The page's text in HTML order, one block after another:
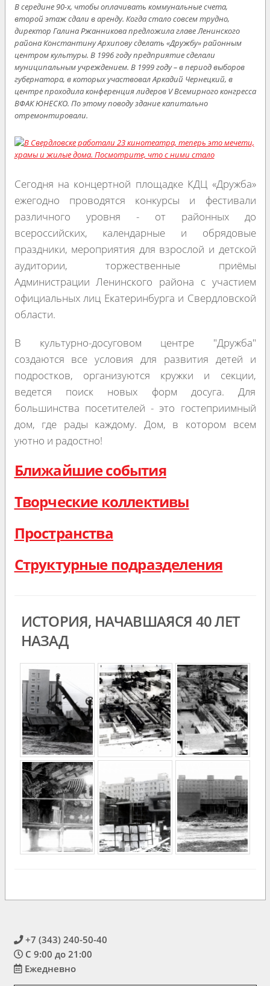
В середине 90-х, чтобы оплачивать коммунальные счета,
второй этаж сдали в аренду. Когда стало совсем трудно,
директор Галина Ржанникова предложила главе Ленинского
района Константину Архипову сделать «Дружбу» районным
центром культуры. В 1996 году предприятие сделали
муниципальным учреждением. В 1999 году – в период выборов
губернатора, в которых участвовал Аркадий Чернецкий, в
центре проходила конференция лидеров V Всемирного конгресса
ВФАК ЮНЕСКО. По этому поводу здание капитально
отремонтировали.
Сегодня на концертной площадке КДЦ «Дружба»
ежегодно проводятся конкурсы и фестивали
различного уровня - от районных до
всероссийских, календарные и обрядовые
праздники, мероприятия для взрослой и детской
аудитории, торжественные приёмы
Администрации Ленинского района с участием
официальных лиц Екатеринбурга и Свердловской
области.
В культурно-досуговом центре "Дружба"
создаются все условия для развития детей и
подростков, организуются кружки и секции,
ведется поиск новых форм досуга. Для
большинства посетителей - это гостеприимный
дом, где рады каждому. Дом, в котором всем
уютно и радостно!
Ближайшие события
Творческие коллективы
Пространства
Структурные подразделения
ИСТОРИЯ, НАЧАВШАЯСЯ 40 ЛЕТ
НАЗАД
+7 (343) 240-50-40
С 9:00 до 21:00
Ежедневно